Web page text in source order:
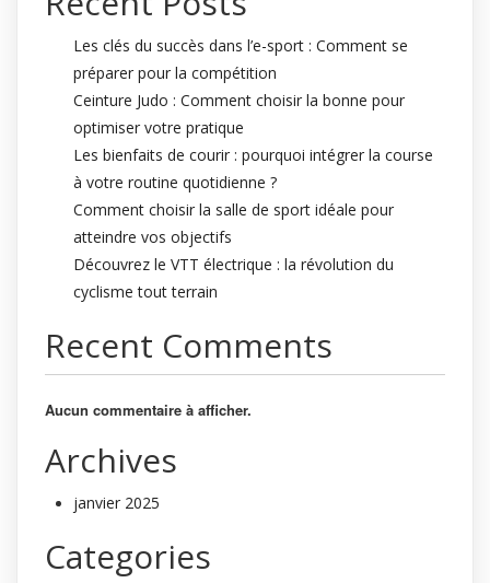
Les clés du succès dans l’e-sport : Comment se
préparer pour la compétition
Ceinture Judo : Comment choisir la bonne pour
optimiser votre pratique
Les bienfaits de courir : pourquoi intégrer la course
à votre routine quotidienne ?
Comment choisir la salle de sport idéale pour
atteindre vos objectifs
Découvrez le VTT électrique : la révolution du
cyclisme tout terrain
Recent Comments
Aucun commentaire à afficher.
Archives
janvier 2025
Categories